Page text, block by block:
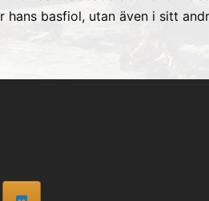
basfiol, utan även i sitt